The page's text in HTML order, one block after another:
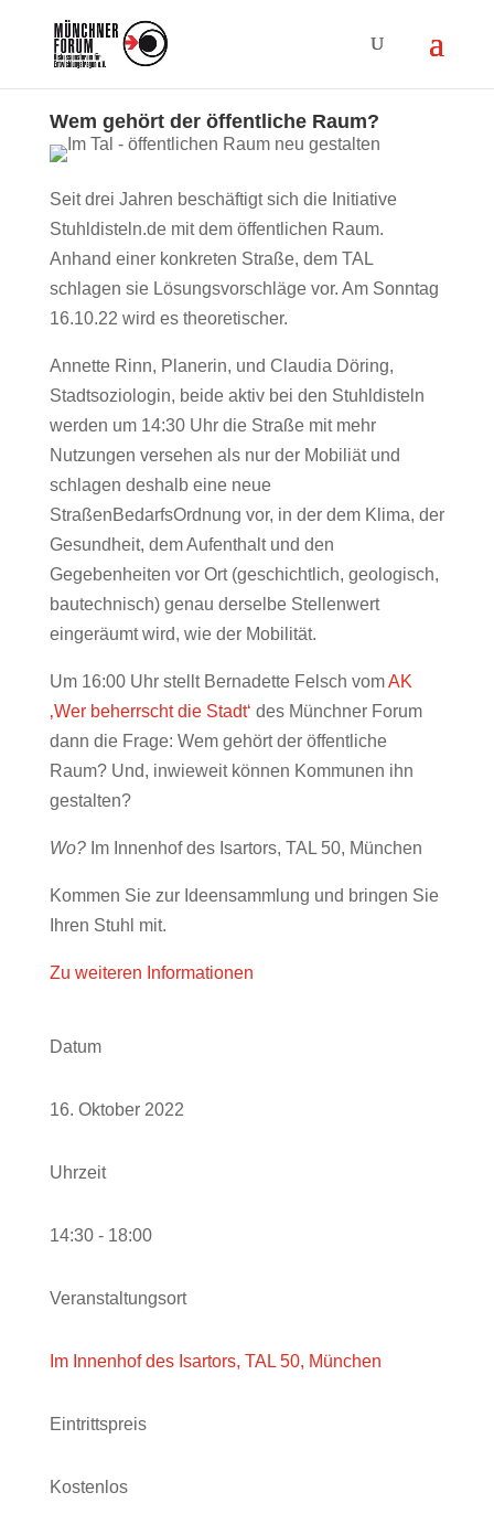
Wem gehört der öffentliche Raum?
Seit drei Jahren beschäftigt sich die Initiative
Stuhldisteln.de mit dem öffentlichen Raum.
Anhand einer konkreten Straße, dem TAL
schlagen sie Lösungsvorschläge vor. Am Sonntag
16.10.22 wird es theoretischer.
Annette Rinn, Planerin, und Claudia Döring,
Stadtsoziologin, beide aktiv bei den Stuhldisteln
werden um 14:30 Uhr die Straße mit mehr
Nutzungen versehen als nur der Mobiliät und
schlagen deshalb eine neue
StraßenBedarfsOrdnung vor, in der dem Klima, der
Gesundheit, dem Aufenthalt und den
Gegebenheiten vor Ort (geschichtlich, geologisch,
bautechnisch) genau derselbe Stellenwert
eingeräumt wird, wie der Mobilität.
Um 16:00 Uhr stellt Bernadette Felsch vomAK
‚Wer beherrscht die Stadt‘ des Münchner Forum
dann die Frage: Wem gehört der öffentliche
Raum? Und, inwieweit können Kommunen ihn
gestalten?
Wo?Im Innenhof des Isartors, TAL 50, München
Kommen Sie zur Ideensammlung und bringen Sie
Ihren Stuhl mit.
Zu weiteren Informationen
Datum
16. Oktober 2022
Uhrzeit
14:30 - 18:00
Veranstaltungsort
Im Innenhof des Isartors, TAL 50, München
Eintrittspreis
Kostenlos